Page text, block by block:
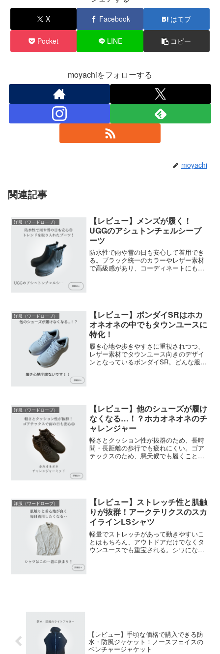
X Facebook はてブ
Pocket LINE コピー
moyachiをフォローする
moyachi
関連記事
洋服（ワードローブ）
【レビュー】メンズが履く！
UGGのアシュトンチェルシーブ
ーツ
防水性で雨や雪の日も安心して着用でき
る。ブラック統一のカラーやレザー素材
で高級感があり、コーディネートにもハ
洋服（ワードローブ）
【レビュー】ボンダイSRはホカ
オネオネの中でもタウンユースに
特化！
履き心地や歩きやすさに重視されつつ、
レザー素材でタウンユース向きのデザイ
ンとなっているボンダイSR。どんな服装
洋服（ワードローブ）
【レビュー】他のシューズが履け
なくなる…！？ホカオネオネのチ
ャレンジャー
軽さとクッション性が抜群のため、長時
間・長距離の歩行でも疲れにくい。ゴア
テックスのため、悪天候でも履くことが
洋服（ワードローブ）
【レビュー】ストレッチ性と肌触
りが抜群！アークテリクスのスカ
イラインLSシャツ
軽量でストレッチがあって動きやすいこ
とはもちろん、アウトドアだけでなくタ
ウンユースでも重宝される。シワになり
【レビュー】手頃な価格で購入できる防
水・防風ジャケット！ノースフェイスの
ベンチャージャケット